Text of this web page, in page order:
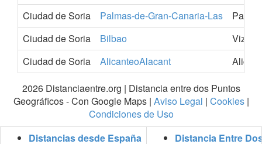
Ciudad de Soria
Palmas-de-Gran-Canaria-Las
Ciudad de Soria
Bilbao
Ciudad de Soria
AlicanteoAlacant
2026 Distanciaentre.org | Distancia entre dos Puntos
Geográficos - Con Google Maps | Aviso Legal | Cookies|
Condiciones de Uso
Distancias desde España
Distancia Entre